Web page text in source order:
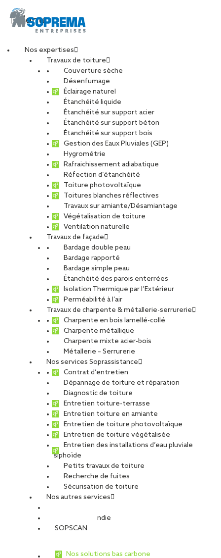
Menu
Nos expertises
Travaux de toiture
Couverture sèche
Désenfumage
Éclairage naturel
Étanchéité liquide
Étanchéité sur support acier
Étanchéité sur support béton
Étanchéité sur support bois
Gestion des Eaux Pluviales (GEP)
Hygrométrie
Rafraichissement adiabatique
Réfection d’étanchéité
Toiture photovoltaïque
Toitures blanches réflectives
Travaux sur amiante/Désamiantage
Végétalisation de toiture
Ventilation naturelle
Travaux de façade
Bardage double peau
Bardage rapporté
Bardage simple peau
Étanchéité des parois enterrées
Isolation Thermique par l’Extérieur
Perméabilité à l’air
Travaux de charpente & métallerie-serrurerie
Charpente en bois lamellé-collé
Charpente métallique
Charpente mixte acier-bois
Métallerie – Serrurerie
Nos services Soprassistance
Contrat d’entretien
Dépannage de toiture et réparation
Diagnostic de toiture
Entretien toiture-terrasse
Entretien toiture en amiante
Entretien de toiture photovoltaïque
Entretien de toiture végétalisée
Entretien des installations d’eau pluviale
siphoïde
Petits travaux de toiture
Recherche de fuites
Sécurisation de toiture
Nos autres services
Sécurité Incendie
SOPSCAN
Nos solutions bas carbone
SIA Agence
Normandie
TOUS CARRIÈRE CHARPENTE
DÉVELOPPEMENT DURABLE
ENTRETIEN ET MAINTENANCE
RÉNOVATION RÉSEAU
Réemploi des aciers : comment un
chantier des années 1960 relève le
défi bas carbone
Sur un projet de restructuration d’un bâtiment des
années 1960 en acier, les équipes de CCS ont relevé
le défi du réemploi des aciers de structure. «
L’objectif : conserver et réutiliser un maximum des
poutres existantes, en cohérence avec [...]